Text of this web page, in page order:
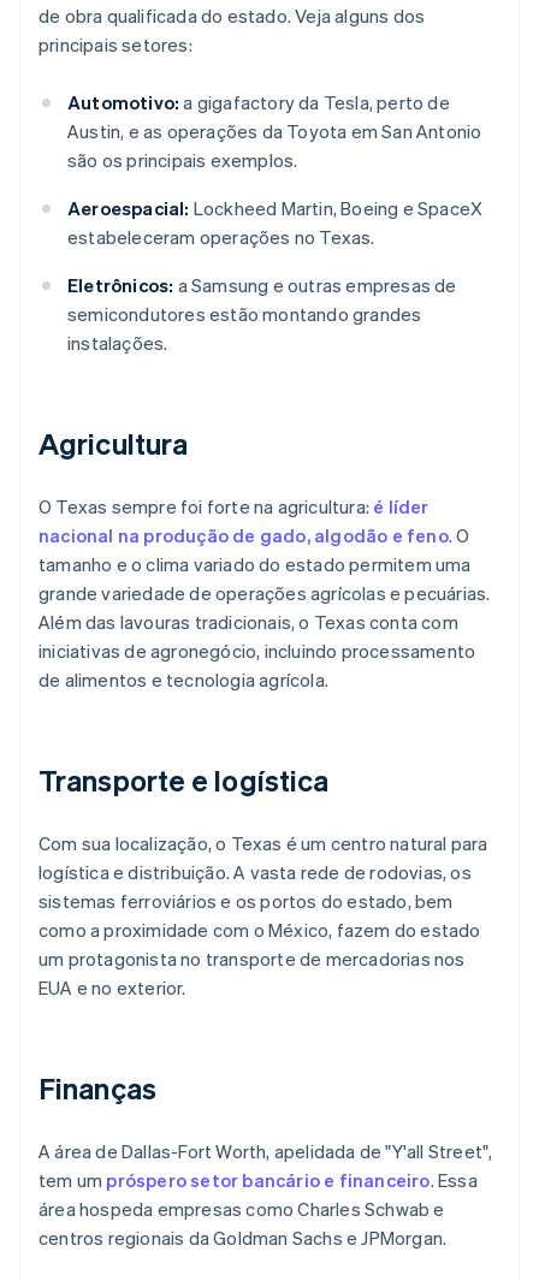
de obra qualificada do estado. Veja alguns dos
principais setores:
Automotivo: a gigafactory da Tesla, perto de
Austin, e as operações da Toyota em San Antonio
são os principais exemplos.
Aeroespacial: Lockheed Martin, Boeing e SpaceX
estabeleceram operações no Texas.
Eletrônicos: a Samsung e outras empresas de
semicondutores estão montando grandes
instalações.
Agricultura
O Texas sempre foi forte na agricultura: é líder
nacional na produção de gado, algodão e feno. O
tamanho e o clima variado do estado permitem uma
grande variedade de operações agrícolas e pecuárias.
Além das lavouras tradicionais, o Texas conta com
iniciativas de agronegócio, incluindo processamento
de alimentos e tecnologia agrícola.
Transporte e logística
Com sua localização, o Texas é um centro natural para
logística e distribuição. A vasta rede de rodovias, os
sistemas ferroviários e os portos do estado, bem
como a proximidade com o México, fazem do estado
um protagonista no transporte de mercadorias nos
EUA e no exterior.
Finanças
A área de Dallas-Fort Worth, apelidada de "Y'all Street",
tem um próspero setor bancário e financeiro. Essa
área hospeda empresas como Charles Schwab e
centros regionais da Goldman Sachs e JPMorgan.